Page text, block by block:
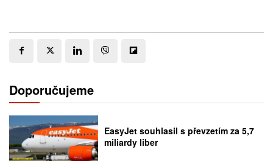
Doporučujeme
EasyJet souhlasil s převzetím za 5,7
miliardy liber